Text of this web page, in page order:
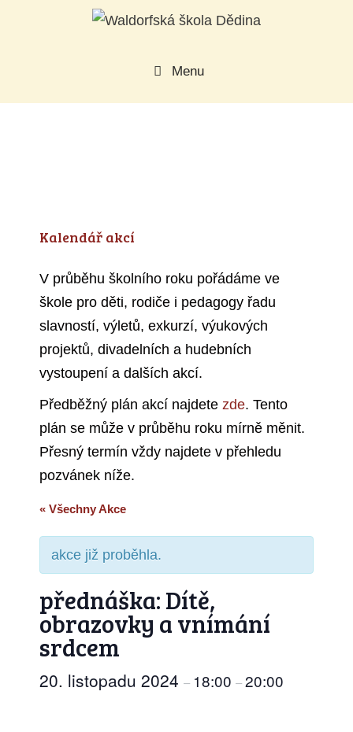
Menu
Kalendář akcí
V průběhu školního roku pořádáme ve
škole pro děti, rodiče i pedagogy řadu
slavností, výletů, exkurzí, výukových
projektů, divadelních a hudebních
vystoupení a dalších akcí.
Předběžný plán akcí najdete zde. Tento
plán se může v průběhu roku mírně měnit.
Přesný termín vždy najdete v přehledu
pozvánek níže.
« Všechny Akce
akce již proběhla.
přednáška: Dítě,
obrazovky a vnímání
srdcem
20. listopadu 2024 – 18:00 –20:00